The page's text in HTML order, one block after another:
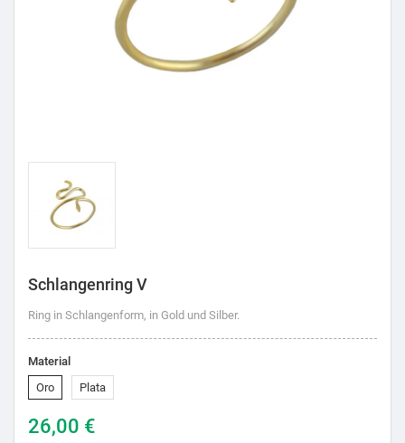
Schlangenring V
Ring in Schlangenform, in Gold und Silber.
Material
Oro
Plata
26,00 €